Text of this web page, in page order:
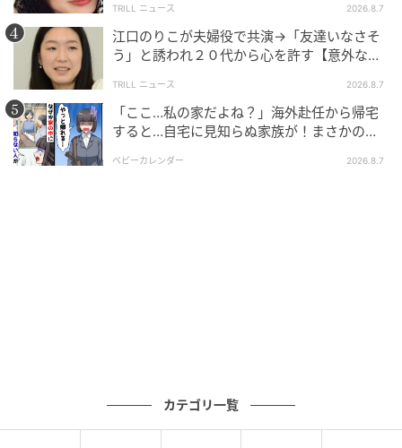
緒方 美智子さんのレシピ
TRILL ニュース 2026.8.7
江口のりこが夫婦役で共演→「友達いなさそ
う」と誘われ２０代から心を許す【意外な親
TRILL ニュース 2026.8.7
「ここ…私の家だよね？」海外赴任から帰宅
すると…自宅に見知らぬ家族が！まさかの真
ベビーカレンダー 2026.8.7
カテゴリ一覧